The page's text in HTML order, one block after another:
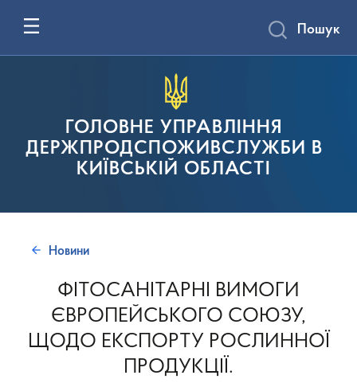
ГОЛОВНЕ УПРАВЛІННЯ
ДЕРЖПРОДСПОЖИВСЛУЖБИ В
КИЇВСЬКІЙ ОБЛАСТІ
Пошук
Новини
ФІТОСАНІТАРНІ ВИМОГИ
ЄВРОПЕЙСЬКОГО СОЮЗУ,
ЩОДО ЕКСПОРТУ РОСЛИННОЇ
ПРОДУКЦІЇ.